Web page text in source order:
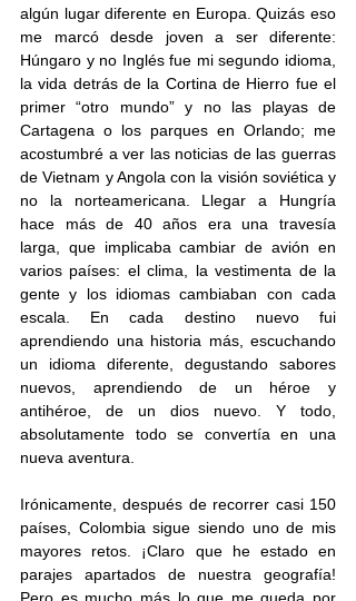
algún lugar diferente en Europa. Quizás eso
me marcó desde joven a ser diferente:
Húngaro y no Inglés fue mi segundo idioma,
la vida detrás de la Cortina de Hierro fue el
primer “otro mundo” y no las playas de
Cartagena o los parques en Orlando; me
acostumbré a ver las noticias de las guerras
de Vietnam y Angola con la visión soviética y
no la norteamericana. Llegar a Hungría
hace más de 40 años era una travesía
larga, que implicaba cambiar de avión en
varios países: el clima, la vestimenta de la
gente y los idiomas cambiaban con cada
escala. En cada destino nuevo fui
aprendiendo una historia más, escuchando
un idioma diferente, degustando sabores
nuevos, aprendiendo de un héroe y
antihéroe, de un dios nuevo. Y todo,
absolutamente todo se convertía en una
nueva aventura.
Irónicamente, después de recorrer casi 150
países, Colombia sigue siendo uno de mis
mayores retos. ¡Claro que he estado en
parajes apartados de nuestra geografía!